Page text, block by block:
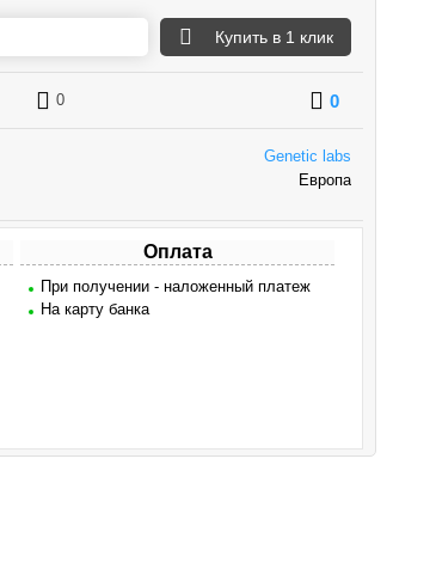
Купить в 1 клик
0 0
Genetic labs
Европа
Оплата
При получении - наложенный платеж
На карту банка